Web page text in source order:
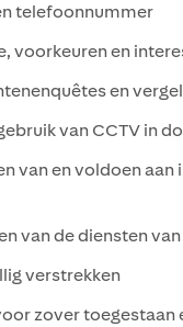
telefoonnummer
en
en
van CCTV in
en voldoen aan
de diensten
verstrekken
zover toegestaan